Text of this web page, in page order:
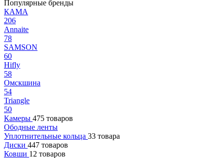
Популярные бренды
КАМА
206
Annaite
78
SAMSON
60
Hifly
58
Омскшина
54
Triangle
50
Камеры 475 товаров
Ободные ленты
Уплотнительные кольца 33 товара
Диски 447 товаров
Ковши 12 товаров